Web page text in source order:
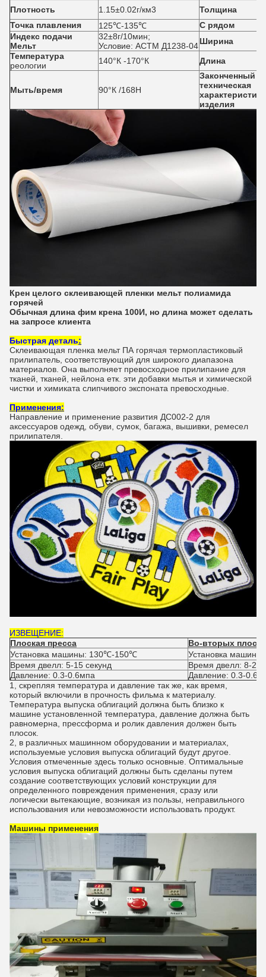
Плотность 1.15±0.02г/км3
Толщина
Точка плавления
125℃-135℃
С рядом
Индекс подачи
Мельт
32±8г/10мин;
Условие: АСТМ Д1238-04Ширина
Температура
реологии
140°К -170°К Длина
Мыть/время 90°К /168H
Законченный -
техническая
характеристика
изделия
Крен целого склеивающей пленки мельт полиамида
горячей
Обычная длина фим крена 100И, но длина может сделать
на запросе клиента
Быстрая деталь:
Склеивающая пленка мельт ПА горячая термопластиковый
прилипатель, соответствующий для широкого диапазона
материалов. Она выполняет превосходное прилипание для
тканей, тканей, нейлона етк. эти добавки мытья и химической
чистки и химиката слипчивого экспоната превосходные.
Применения:
Направление и применение развития ДС002-2 для
аксессуаров одежд, обуви, сумок, багажа, вышивки, ремесел
прилипателя.
ИЗВЕЩЕНИЕ:
Плоская пресса
Во-вторых
Установка машины: 130℃-150℃
Установка
Время двелл: 5-15 секунд
Время двелл: 8-
Давление: 0.3-0.6мпа
Давление: 0.3-
1, скрепляя температура и давление так же, как время,
который включили в прочность фильма к материалу.
Температура выпуска облигаций должна быть близко к
машине установленной температура, давление должна быть
равномерна, прессформа и ролик давления должен быть
плосок.
2, в различных машинном оборудовании и материалах,
используемые условия выпуска облигаций будут другое.
Условия отмеченные здесь только основные. Оптимальные
условия выпуска облигаций должны быть сделаны путем
создание соответствующих условий конструкции для
определенного повреждения применения, сразу или
логически вытекающие, возникая из пользы, неправильного
использования или невозможности использовать продукт.
Машины применения